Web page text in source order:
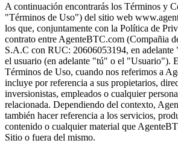
A continuación encontrarás los Términos y
"Términos de Uso") del sitio web
los que, conjuntamente con la Política de
contrato entre AgenteBTC.com (Compañia
S.A.C con RUC: 20606053194, en
el usuario (en adelante "tú" o el "Usuario").
Términos de Uso, cuando nos referimos a
incluye por referencia a sus propietarios,
inversionistas, empleados o cualquier
relacionada. Dependiendo del contexto,
también hacer referencia a los servicios,
contenido o cualquier material que
Sitio o fuera del mismo.